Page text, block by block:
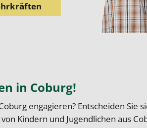
in Coburg!
engagieren? Entscheiden Sie
Kindern und Jugendlichen aus